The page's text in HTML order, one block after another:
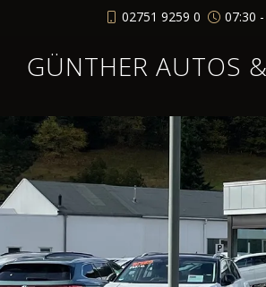
02751 9259 0 07:30
GÜNTHER AUTOS